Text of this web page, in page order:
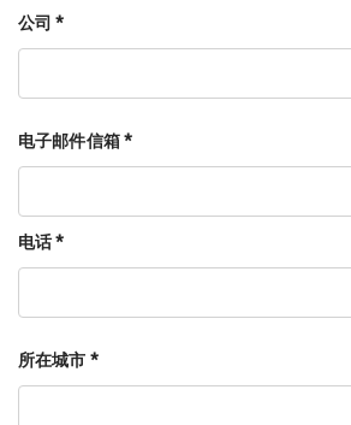
公司 *
电子邮件信箱 *
电话 *
所在城市 *